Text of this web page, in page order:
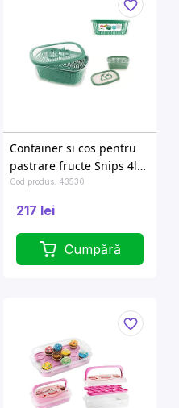
Container si cos pentru
pastrare fructe Snips 4l
28.5X20.5X11cm
Cod produs: 43530
217 lei
Cumpără